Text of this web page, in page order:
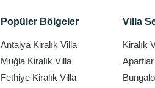
Popüler Bölgeler
Antalya Kiralık Villa
Muğla Kiralık Villa
Fethiye Kiralık Villa
Villa
Kiralık
Apartlar